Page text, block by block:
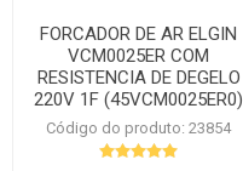
FORCADOR DE AR ELGIN
VCM0025ER COM
RESISTENCIA DE DEGELO
220V 1F (45VCM0025ER0)
Código do produto: 23854